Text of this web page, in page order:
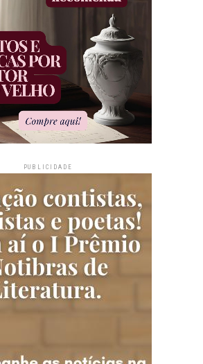
PUBLICIDADE